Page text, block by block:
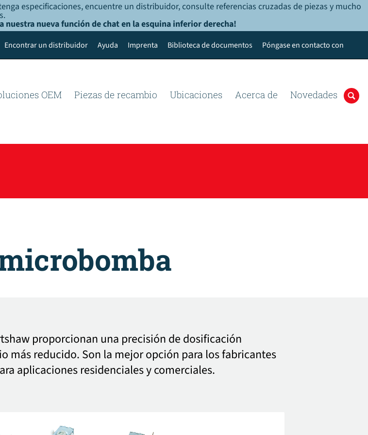
especificaciones, encuentre un distribuidor, consulte referencias cruzadas de piezas y mucho
nuestra nueva función de chat en la esquina inferior derecha!
Encontrar un distribuidor Ayuda Imprenta Biblioteca de documentos Póngase en contacto con
OEM Piezas de recambio Ubicaciones Acerca de Novedades
proporcionan una precisión de dosificación
más reducido. Son la mejor opción para los fabricantes
aplicaciones residenciales y comerciales.